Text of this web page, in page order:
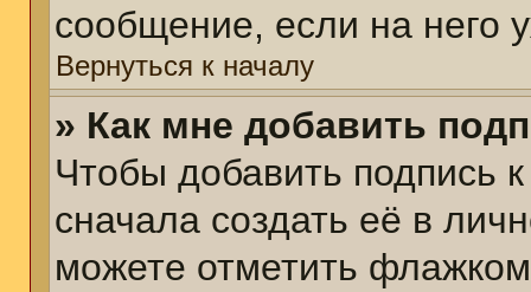
сообщение, если на него
Вернуться к началу
» Как мне добавить
Чтобы добавить
сначала создать её в
можете отметить